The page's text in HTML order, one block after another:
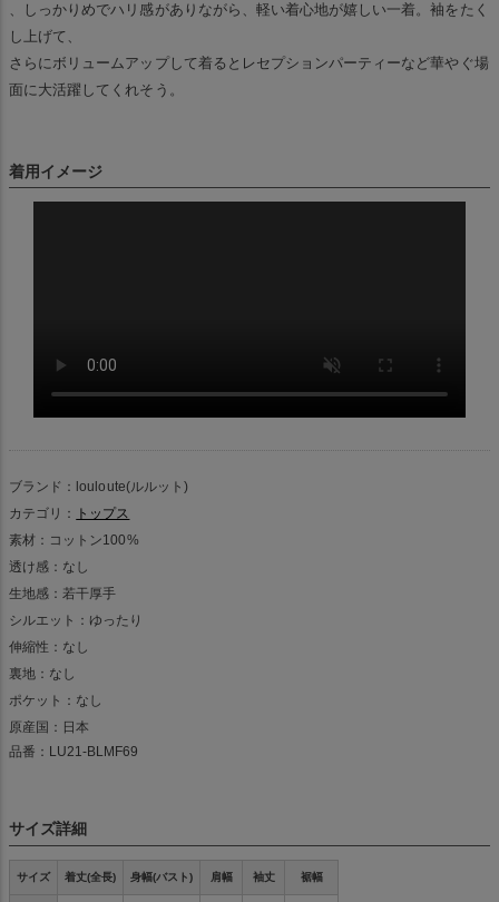
、しっかりめでハリ感がありながら、軽い着心地が嬉しい一着。袖をたく
し上げて、
さらにボリュームアップして着るとレセプションパーティーなど華やぐ場
面に大活躍してくれそう。
着用イメージ
ブランド：louloute(ルルット)
カテゴリ：
トップス
素材：コットン100%
透け感：なし
生地感：若干厚手
シルエット：ゆったり
伸縮性：なし
裏地：なし
ポケット：なし
原産国：日本
品番：LU21-BLMF69
サイズ詳細
サイズ 着丈(全長) 身幅(バスト) 肩幅 袖丈 裾幅